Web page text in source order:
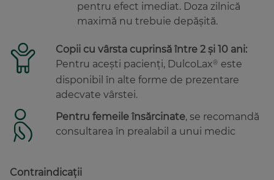
pentru efect imediat. Doza zilnică
maximă nu trebuie depăşită.
Copii cu vârsta cuprinsă între 2 şi 10 ani:
Pentru aceşti pacienţi, DulcoLax® este
disponibil în alte forme de prezentare
adecvate vârstei.
Pentru femeile însărcinate, se recomandă
consultarea în prealabil a unui medic
Contraindicaţii